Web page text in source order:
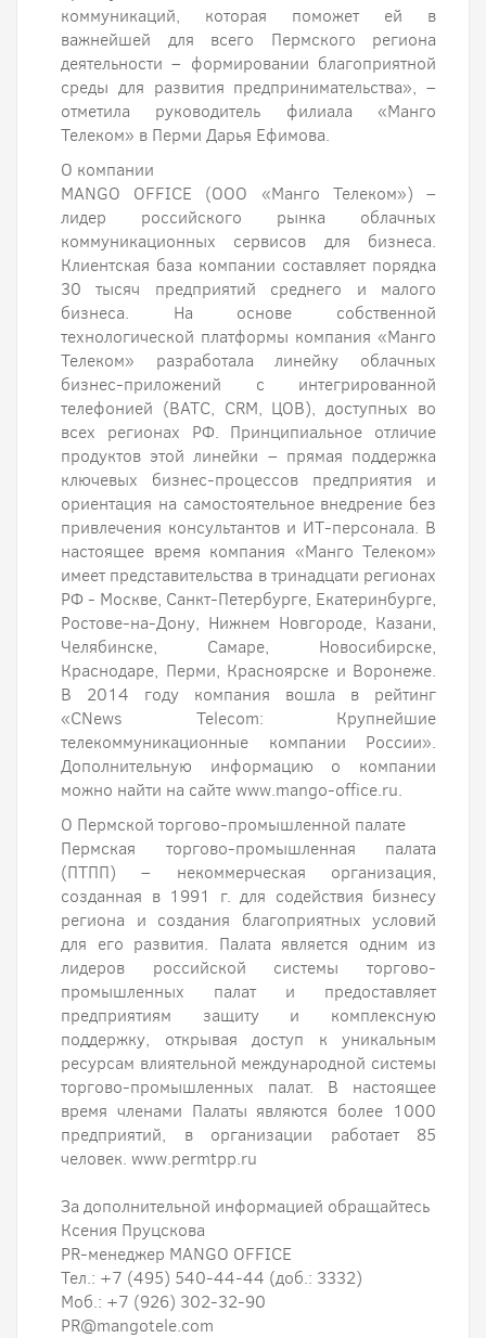
коммуникаций, которая поможет ей в
важнейшей для всего Пермского региона
деятельности – формировании благоприятной
среды для развития предпринимательства», –
отметила руководитель филиала «Манго
Телеком» в Перми Дарья Ефимова.
О компании
MANGO OFFICE (ООО «Манго Телеком») –
лидер российского рынка облачных
коммуникационных сервисов для бизнеса.
Клиентская база компании составляет порядка
30 тысяч предприятий среднего и малого
бизнеса. На основе собственной
технологической платформы компания «Манго
Телеком» разработала линейку облачных
бизнес-приложений с интегрированной
телефонией (ВАТС, CRM, ЦОВ), доступных во
всех регионах РФ. Принципиальное отличие
продуктов этой линейки – прямая поддержка
ключевых бизнес-процессов предприятия и
ориентация на самостоятельное внедрение без
привлечения консультантов и ИТ-персонала. В
настоящее время компания «Манго Телеком»
имеет представительства в тринадцати регионах
РФ - Москве, Санкт-Петербурге, Екатеринбурге,
Ростове-на-Дону, Нижнем Новгороде, Казани,
Челябинске, Самаре, Новосибирске,
Краснодаре, Перми, Красноярске и Воронеже.
В 2014 году компания вошла в рейтинг
«CNews Telecom: Крупнейшие
телекоммуникационные компании России».
Дополнительную информацию о компании
можно найти на сайте www.mango-office.ru.
О Пермской торгово-промышленной палате
Пермская торгово-промышленная палата
(ПТПП) – некоммерческая организация,
созданная в 1991 г. для содействия бизнесу
региона и создания благоприятных условий
для его развития. Палата является одним из
лидеров российской системы торгово-
промышленных палат и предоставляет
предприятиям защиту и комплексную
поддержку, открывая доступ к уникальным
ресурсам влиятельной международной системы
торгово-промышленных палат. В настоящее
время членами Палаты являются более 1000
предприятий, в организации работает 85
человек. www.permtpp.ru
За дополнительной информацией обращайтесь
Ксения Пруцскова
PR-менеджер MANGO OFFICE
Тел.: +7 (495) 540-44-44 (доб.: 3332)
Моб.: +7 (926) 302-32-90
PR@mangotele.com